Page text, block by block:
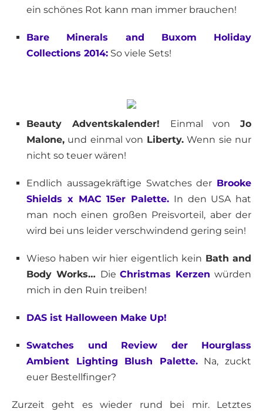
ein schönes Rot kann man immer brauchen!
Bare Minerals and Buxom Holiday
Collections 2014: So viele Sets!
Beauty Adventskalender! Einmal von Jo
Malone, und einmal von Liberty.Wenn sie nur
nicht so teuer wären!
Endlich aussagekräftige Swatches der Brooke
Shields x MAC 15er Palette. In den USA hat
man noch einen großen Preisvorteil, aber der
wird bei uns leider verschwindend gering sein!
Wieso haben wir hier eigentlich kein Bath and
Body Works… DieChristmas Kerzen würden
mich in den Ruin treiben!
DAS ist Halloween Make Up!
Swatches und Review der Hourglass
Ambient Lighting Blush Palette.Na, zuckt
euer Bestellfinger?
Zurzeit geht es wieder rund bei mir. Letztes